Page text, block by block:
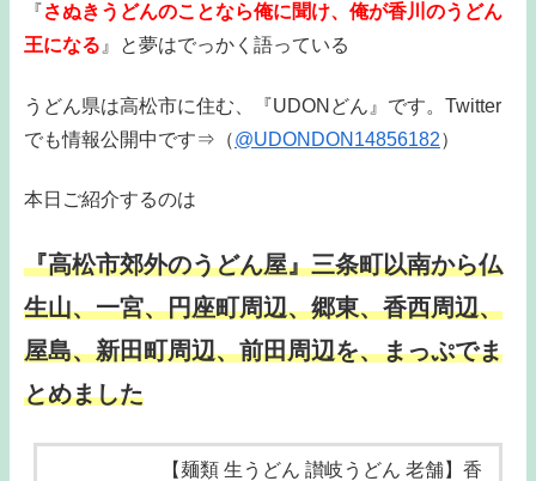
『さぬきうどんのことなら俺に聞け、俺が香川のうどん
王になる 』と夢はでっかく語っている
うどん県は高松市に住む、『UDONどん』です。Twitter
でも情報公開中です⇒（@UDONDON14856182）
本日ご紹介するのは
『高松市郊外のうどん屋』三条町以南から仏
生山、一宮、円座町周辺、郷東、香西周辺、
屋島、新田町周辺、前田周辺を、まっぷでま
とめました
【麺類 生うどん 讃岐うどん 老舗】香